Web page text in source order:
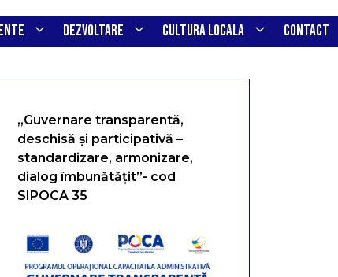
DEZVOLTARE CULTURA LOCALA CONTACT
„Guvernare transparentă,
deschisă și participativă –
standardizare, armonizare,
dialog îmbunătățit”- cod
SIPOCA 35